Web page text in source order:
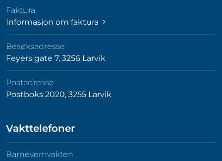
Faktura
Informasjon om faktura
Besøksadresse
Feyers gate 7, 3256 Larvik
Postadresse
Postboks 2020, 3255 Larvik
Vakttelefoner
Barnevernvakten